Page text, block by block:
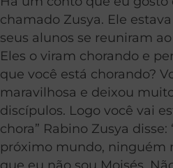
chamado Zusya. Ele
seus alunos se reuniram
Eles o viram chorando e
que você está chorando?
maravilhosa e deixou
discípulos. Logo você vai
chora” Rabino Zusya
próximo mundo, ninguém